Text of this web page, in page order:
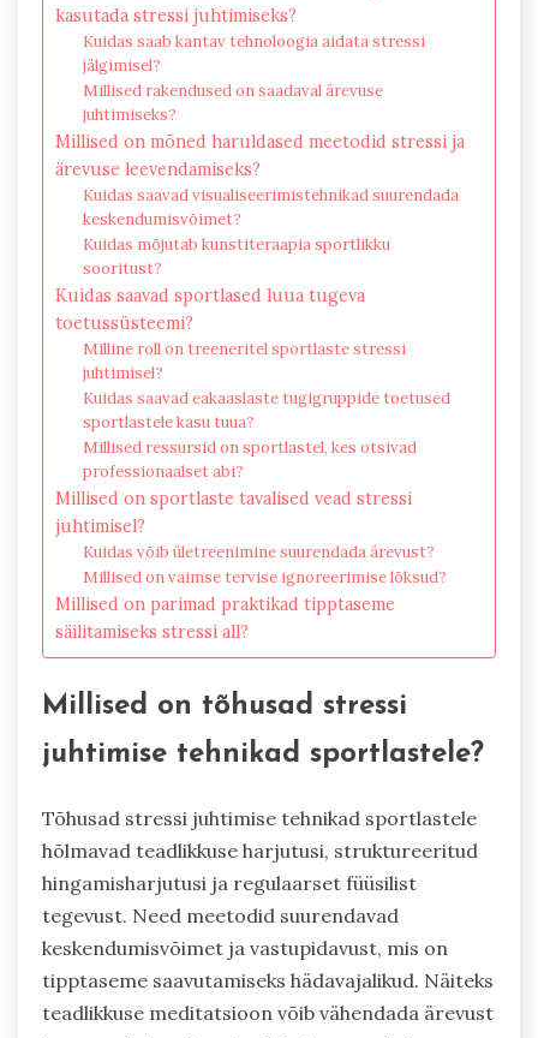
kasutada stressi juhtimiseks?
Kuidas saab kantav tehnoloogia aidata stressi
jälgimisel?
Millised rakendused on saadaval ärevuse
juhtimiseks?
Millised on mõned haruldased meetodid stressi ja
ärevuse leevendamiseks?
Kuidas saavad visualiseerimistehnikad suurendada
keskendumisvõimet?
Kuidas mõjutab kunstiteraapia sportlikku
sooritust?
Kuidas saavad sportlased luua tugeva
toetussüsteemi?
Milline roll on treeneritel sportlaste stressi
juhtimisel?
Kuidas saavad eakaaslaste tugigruppide toetused
sportlastele kasu tuua?
Millised ressursid on sportlastel, kes otsivad
professionaalset abi?
Millised on sportlaste tavalised vead stressi
juhtimisel?
Kuidas võib ületreenimine suurendada ärevust?
Millised on vaimse tervise ignoreerimise lõksud?
Millised on parimad praktikad tipptaseme
säilitamiseks stressi all?
Millised on tõhusad stressi
juhtimise tehnikad sportlastele?
Tõhusad stressi juhtimise tehnikad sportlastele
hõlmavad teadlikkuse harjutusi, struktureeritud
hingamisharjutusi ja regulaarset füüsilist
tegevust. Need meetodid suurendavad
keskendumisvõimet ja vastupidavust, mis on
tipptaseme saavutamiseks hädavajalikud. Näiteks
teadlikkuse meditatsioon võib vähendada ärevust